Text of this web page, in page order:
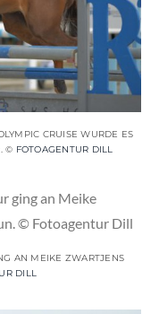
CRUISE WURDE ES
© FOTOAGENTUR DILL
AN MEIKE ZWARTJENS
DILL